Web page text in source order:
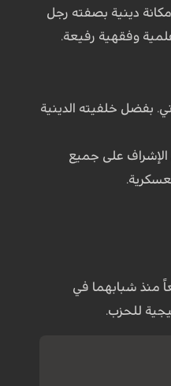
دينية بصفته رجل
وفقهية رفيعة.
بفضل خلفيته الدينية
الإشراف على جميع
منذ شبابهما في
للحزب.